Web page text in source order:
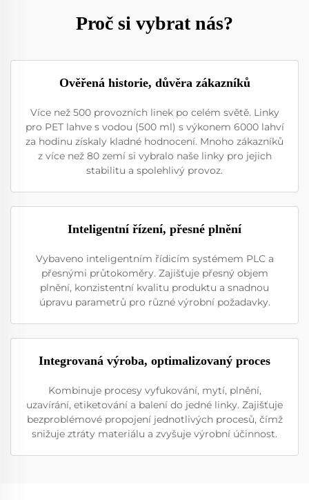
Proč si vybrat nás?
Ověřená historie, důvěra zákazníků
Více než 500 provozních linek po celém světě. Linky
pro PET lahve s vodou (500 ml) s výkonem 6000 lahví
za hodinu získaly kladné hodnocení. Mnoho zákazníků
z více než 80 zemí si vybralo naše linky pro jejich
stabilitu a spolehlivý provoz.
Inteligentní řízení, přesné plnění
Vybaveno inteligentním řídicím systémem PLC a
přesnými průtokoměry. Zajišťuje přesný objem
plnění, konzistentní kvalitu produktu a snadnou
úpravu parametrů pro různé výrobní požadavky.
Integrovaná výroba, optimalizovaný proces
Kombinuje procesy vyfukování, mytí, plnění,
uzavírání, etiketování a balení do jedné linky. Zajišťuje
bezproblémové propojení jednotlivých procesů, čímž
snižuje ztráty materiálu a zvyšuje výrobní účinnost.